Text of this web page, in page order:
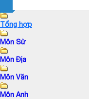
Tổng hợp
Môn Sử
Môn Địa
Môn Văn
Môn Anh